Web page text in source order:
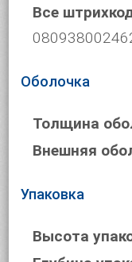
Все
Оболочка
Толщина
Внешняя
Упаковка
Высота